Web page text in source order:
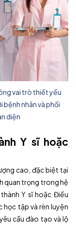
vai trò thiết yếu
nhân và phối
diện
Y sĩ hoặc
cao, đặc biệt tại
quan trọng trong hệ
Y sĩ hoặc Điều
học tập và rèn luyện
cầu đào tạo và lộ